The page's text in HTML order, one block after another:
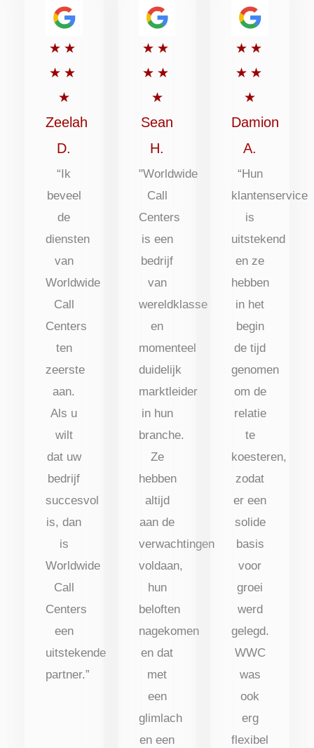
★ ★
★ ★
★
Beoordeeld
met
5
uit
Zeelah
D.
“Ik
beveel
de
diensten
van
Worldwide
Call
Centers
ten
zeerste
aan.
Als u
wilt
dat uw
bedrijf
succesvol
is, dan
is
Worldwide
Call
Centers
een
uitstekende
partner.”
★ ★
★ ★
★
Beoordeeld
met
5
uit
Sean
H.
"Worldwide
Call
Centers
is een
bedrijf
van
wereldklasse
en
momenteel
duidelijk
marktleider
in hun
branche.
Ze
hebben
altijd
aan de
verwachtingen
voldaan,
hun
beloften
nagekomen
en dat
met
een
glimlach
en een
★ ★
★ ★
★
met
uit
Damion
A.
“Hun
klantenservice
is
uitstekend
en ze
hebben
in het
begin
de tijd
genomen
om de
relatie
te
koesteren,
zodat
er een
solide
basis
voor
groei
werd
gelegd.
WWC
was
ook
erg
flexibel